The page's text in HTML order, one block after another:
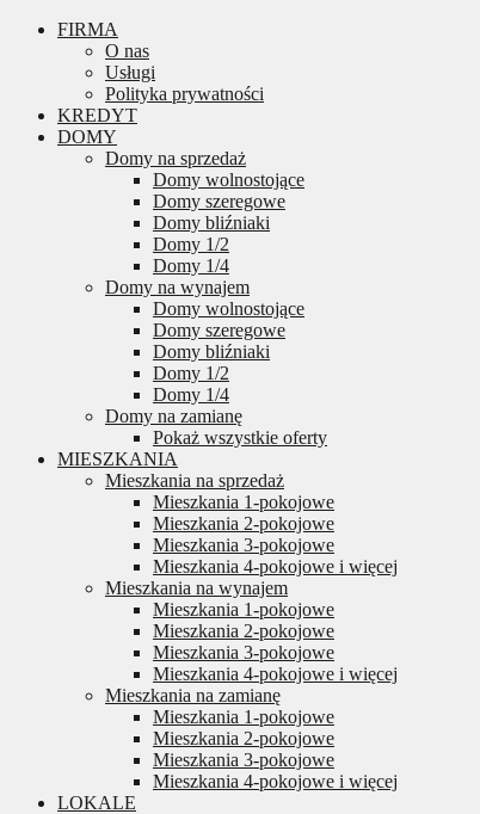
FIRMA
O nas
Usługi
Polityka prywatności
KREDYT
DOMY
Domy na sprzedaż
Domy wolnostojące
Domy szeregowe
Domy bliźniaki
Domy 1/2
Domy 1/4
Domy na wynajem
Domy wolnostojące
Domy szeregowe
Domy bliźniaki
Domy 1/2
Domy 1/4
Domy na zamianę
Pokaż wszystkie oferty
MIESZKANIA
Mieszkania na sprzedaż
Mieszkania 1-pokojowe
Mieszkania 2-pokojowe
Mieszkania 3-pokojowe
Mieszkania 4-pokojowe i więcej
Mieszkania na wynajem
Mieszkania 1-pokojowe
Mieszkania 2-pokojowe
Mieszkania 3-pokojowe
Mieszkania 4-pokojowe i więcej
Mieszkania na zamianę
Mieszkania 1-pokojowe
Mieszkania 2-pokojowe
Mieszkania 3-pokojowe
Mieszkania 4-pokojowe i więcej
LOKALE